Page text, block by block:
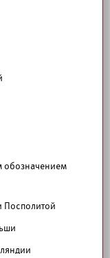
обозначением
Посполитой